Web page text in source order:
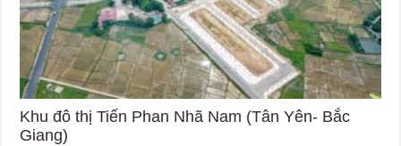
Khu đô thị Tiến Phan Nhã Nam (Tân Yên- Bắc
Giang)